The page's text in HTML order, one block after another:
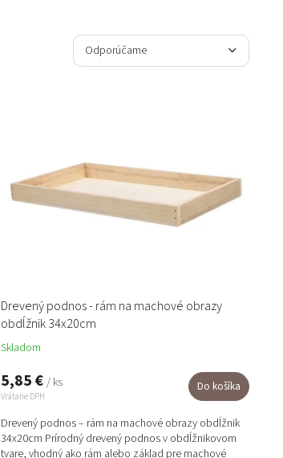
R
d
r
o
d
Odporúčame
Abecedne
Drevený podnos - rám na machové obrazy
obdĺžnik 34x20cm
Skladom
5,85 € / ks
Vrátane DPH
Do košíka
Drevený podnos – rám na machové obrazy obdĺžnik
34x20cm Prírodný drevený podnos v obdĺžnikovom
tvare, vhodný ako rám alebo základ pre machové